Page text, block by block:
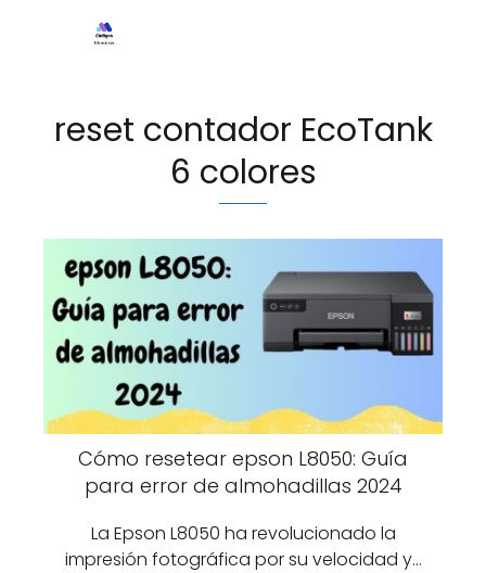
reset contador EcoTank
6 colores
Cómo resetear epson L8050: Guía
para error de almohadillas 2024
La Epson L8050 ha revolucionado la
impresión fotográfica por su velocidad y…